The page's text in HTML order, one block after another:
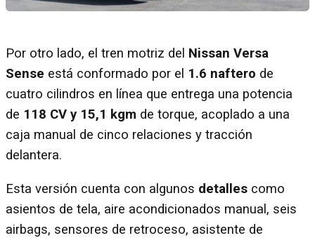
Por otro lado, el tren motriz del Nissan Versa
Sense está conformado por el 1.6 naftero de
cuatro cilindros en línea que entrega una potencia
de 118 CV y 15,1 kgm de torque, acoplado a una
caja manual de cinco relaciones y tracción
delantera.
Esta versión cuenta con algunos detalles como
asientos de tela, aire acondicionados manual, seis
airbags, sensores de retroceso, asistente de